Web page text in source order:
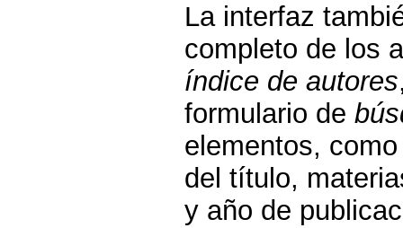
La interfaz
completo de los
índice de autores
formulario de
elementos,
del título,
y año de